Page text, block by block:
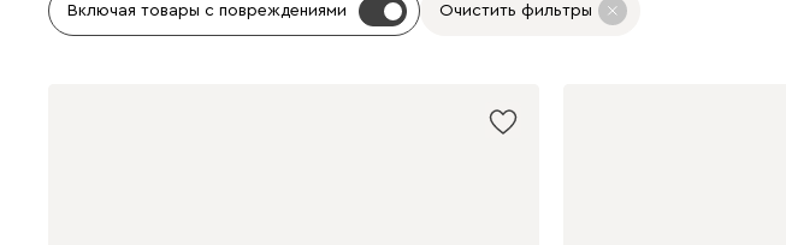
Включая товары с повреждениями Очистить фильтры